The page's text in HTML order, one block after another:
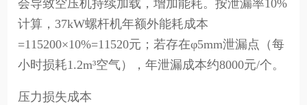
会导致空压机持续加载，增加能耗。按泄漏率10%
计算，37kW螺杆机年额外能耗成本
=115200×10%=11520元；若存在φ5mm泄漏点（每
小时损耗1.2m³空气），年泄漏成本约8000元/个。
压力损失成本